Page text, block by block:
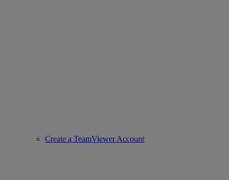
Create a TeamViewer Account